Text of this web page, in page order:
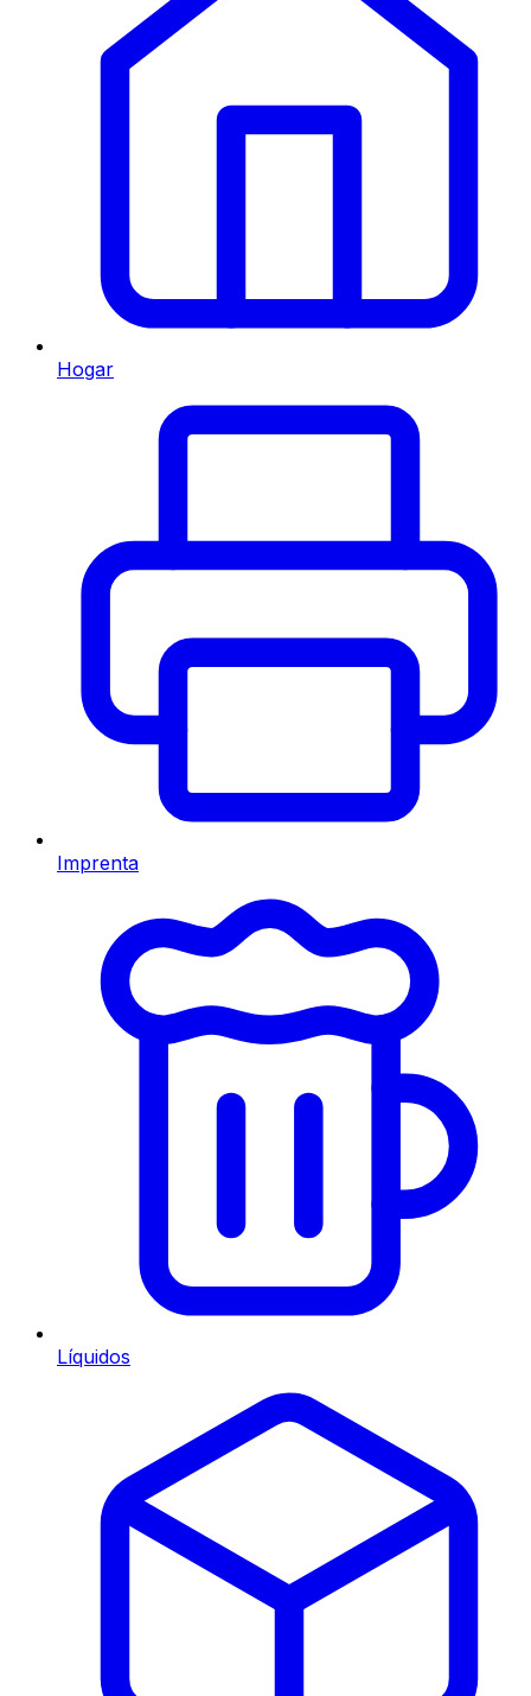
Hogar
Imprenta
Líquidos